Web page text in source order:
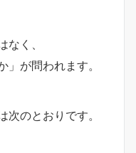
く、
」が問われます。
のとおりです。